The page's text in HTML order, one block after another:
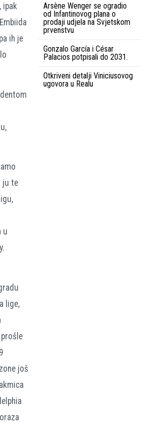
ipak
ih je
ju te
u
lige,
još
Arsène Wenger se ogradio
od Infantinovog plana o
prodaji udjela na Svjetskom
prvenstvu
Gonzalo García i César
Palacios potpisali do 2031.
Otkriveni detalji Viniciusovog
ugovora u Realu